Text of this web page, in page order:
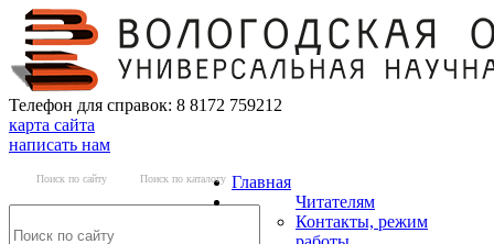
Телефон для справок: 8 8172 759212
карта сайта
написать нам
Поиск по сайту Поиск по каталогу Главная
Читателям
Контакты, режим